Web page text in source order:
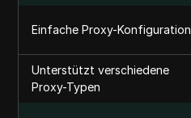
Einfache Proxy-Konfiguration
Unterstützt verschiedene
Proxy-Typen